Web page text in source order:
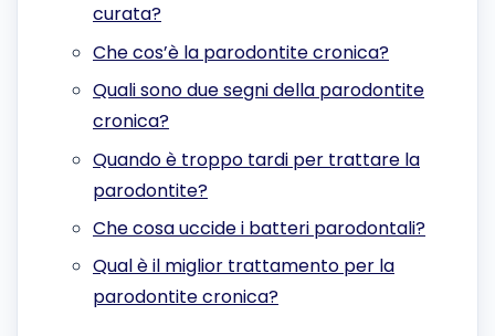
curata?
Che cos’è la parodontite cronica?
Quali sono due segni della parodontite
cronica?
Quando è troppo tardi per trattare la
parodontite?
Che cosa uccide i batteri parodontali?
Qual è il miglior trattamento per la
parodontite cronica?